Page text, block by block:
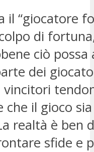
“giocatore
di
ciò
dei
che il gioco
realtà è ben
sfide e